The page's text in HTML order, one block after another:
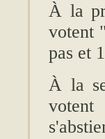
À la
votent
pas et
À la